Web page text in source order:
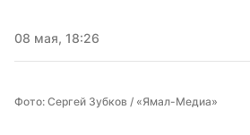
08 мая, 18:26
Фото: Сергей Зубков / «Ямал-Медиа»